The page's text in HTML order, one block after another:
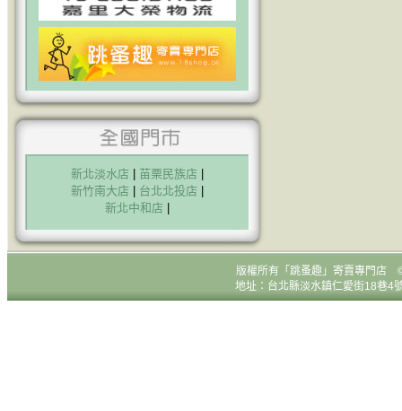
新北淡水店 苗栗民族店
新竹南大店
台北北投店
新北中和店
版權所有 「跳蚤趣」寄賣專門
地址：台北縣淡水鎮仁愛街18巷